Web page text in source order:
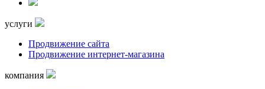
услуги
Продвижение сайта
Продвижение интернет-магазина
компания